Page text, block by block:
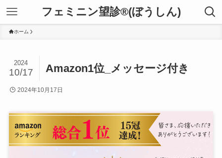
フェミニン望診®(ぼうしん)
ホーム
Amazon1位_メッセージ付き
2024
10/17
2024年10月17日